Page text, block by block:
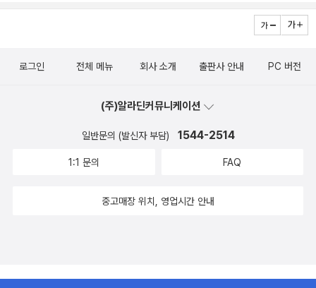
이게? 전쟁문학에서 전쟁의 비참함이 나오지 않는 것이 있나? 우리
헤밍웨이의 전쟁소설이 반전소설인가, 하는 것도 문젠데, 헤밍웨이
했으니 탈영만 했다하면 다시 조국 미국의 품에 안길 수 있는 인물을
영을 해버리는 거 그게 반전소설인가. 에이, 반전소설일 수 있겠지.
그러나 내 기준으론 아니다. 왜냐하면 난 하필이면 조지프 헬러의 <
설로 인정할 수 있다. 이 기준에 의하면 <벌거벗은....>은 몇 년 후 저
진주의 페미니즘은 1970년대 중반부터 한계를 드러내기 시작한다.
분열을 피하지 못한다. 급진적인 레즈비언 페미니스트들은 진정한 여
그녀들은 레즈비어니즘(lesbianism)을 여성 운동의 정치적 명령으
급진주의 페미니즘은 힘을 잃는다. 《나쁜 여자 전성시대》(이매진)는
1967년부터 1975년까지 광장으로 나아간 급진주의 페미니스트들
《성과 텍스트의 정치학》 (한신문화사, 1994) 급진주의 페미니
니즘 비평가 토릴 모이(Toril Moi)의 《성과 텍스트의 정치학》(한신
EAT GATSBY (위대한 개츠비) / F. Scott Fitzgerald (스콧 피츠
OLITA (롤리타) / Vladimir Nabokov (블라디미르 나보코프) 5
헉슬리) 6 THE SOUND AND THE FURY (소리와 분노)
/ William Faulkner (윌리엄 포크너) 7 CATCH-22 (캐치 22)
의 어둠) / Arthur Koestler (아서 쾨슬러) 9 SONS AND LOVER
APES OF WRATH (분노의 포도) / John Steinbeck (존 스타인
로그인 전체 메뉴 회사 소개 출판사 안내 PC 버전
(주)알라딘커뮤니케이션
일반문의 (발신자 부담) 1544-2514
1:1 문의 FAQ
중고매장 위치, 영업시간 안내